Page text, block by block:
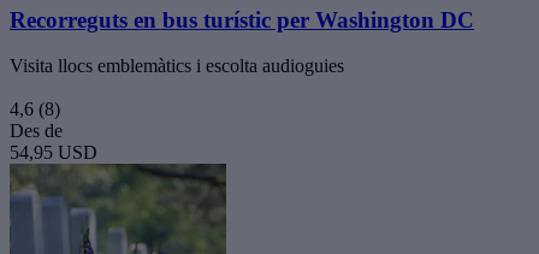
Recorreguts en bus turístic per Washington DC
Visita llocs emblemàtics i escolta audioguies
4,6 (8)
Des de
54,95 USD